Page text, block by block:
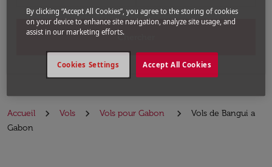
Chercher
Accueil Vols Vols pour Gabon
Vols de Bangui a
Gabon
By clicking “Accept All Cookies”, you agree to the storing of cookies
on your device to enhance site navigation, analyze site usage, and
assist in our marketing efforts.
Accept All Cookies
Cookies Settings